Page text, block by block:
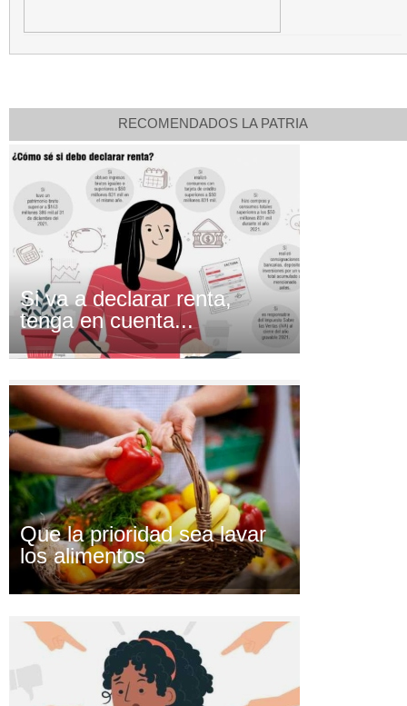
RECOMENDADOS LA PATRIA
Si va a declarar renta,
tenga en cuenta...
Que la prioridad sea lavar
los alimentos